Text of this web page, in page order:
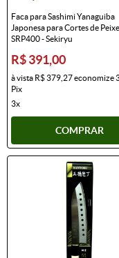
Faca para Sashimi Yanaguiba
Japonesa para Cortes de
SRP400 - Sekiryu
R$ 391,00
à vista R$ 379,27economize
Pix
3x
COMPRAR